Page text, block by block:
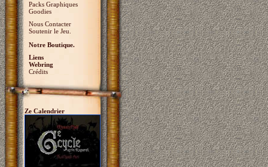
Packs Graphiques
Goodies
Nous Contacter
Soutenir le Jeu.
Notre Boutique.
Liens
Webring
Crédits
Ze Calendrier